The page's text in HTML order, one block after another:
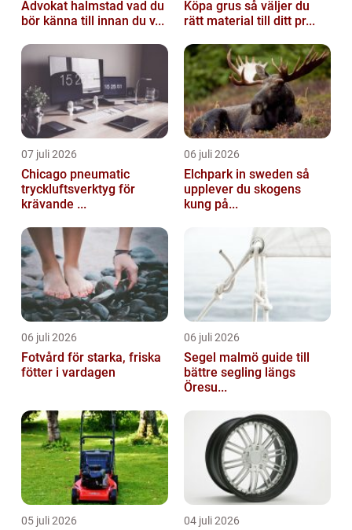
Advokat halmstad vad du
bör känna till innan du v...
Köpa grus så väljer du
rätt material till ditt pr...
07 juli 2026
Chicago pneumatic
tryckluftsverktyg för
krävande ...
06 juli 2026
Elchpark in sweden så
upplever du skogens
kung på...
06 juli 2026
Fotvård för starka, friska
fötter i vardagen
06 juli 2026
Segel malmö guide till
bättre segling längs
Öresu...
05 juli 2026 04 juli 2026